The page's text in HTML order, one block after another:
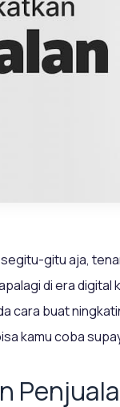
gitu aja,
di era
cara buat
kamu coba